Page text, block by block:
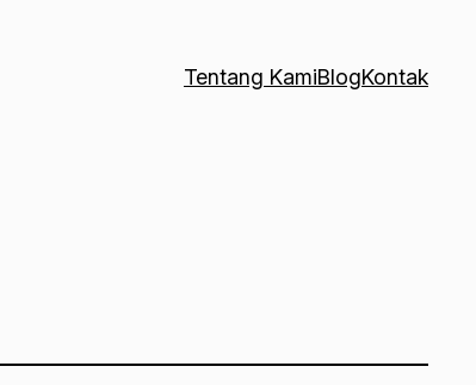
Tentang KamiBlogKontak